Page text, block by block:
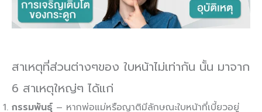
สาเหตุที่ส่วนต่างๆของ ใบหน้าไม่เท่ากัน นั้น มาจาก
6 สาเหตุใหญ่ๆ ได้แก่
กรรมพันธุ์ – หากพ่อแม่หรือญาติมีลักษณะใบหน้าที่เบี้ยวอยู่